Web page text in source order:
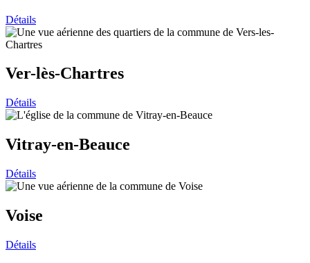
Détails
Ver-lès-Chartres
Détails
Vitray-en-Beauce
Détails
Voise
Détails